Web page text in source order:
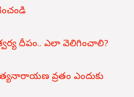
ఐశ్వర్య దీపం.. ఎలా వెలిగించాలి?
వ్రతం ఎందుకు